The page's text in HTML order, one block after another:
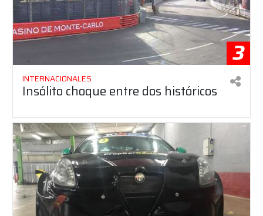
3
INTERNACIONALES
Insólito choque entre dos históricos